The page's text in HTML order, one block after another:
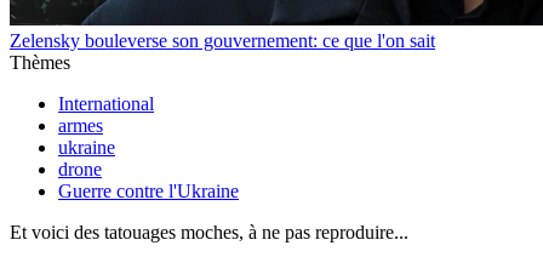
Zelensky bouleverse son gouvernement: ce que l'on sait
Thèmes
International
armes
ukraine
drone
Guerre contre l'Ukraine
Et voici des tatouages moches, à ne pas reproduire...